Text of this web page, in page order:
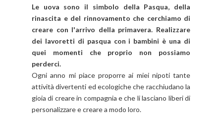
Le uova sono il simbolo della Pasqua, della
rinascita e del rinnovamento che cerchiamo di
creare con l'arrivo della primavera. Realizzare
dei lavoretti di pasqua con i bambini è una di
quei momenti che proprio non possiamo
perderci.
Ogni anno mi piace proporre ai miei nipoti tante
attività divertenti ed ecologiche che racchiudano la
gioia di creare in compagnia e che li lasciano liberi di
personalizzare e creare a modo loro.